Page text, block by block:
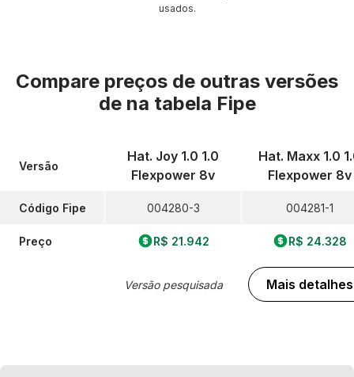
usados.
Compare preços de outras versões
de na tabela Fipe
Versão
Código Fipe
Preço
Hat. Joy 1.0 1.0
Flexpower 8v
004280-3
R$ 21.942
Versão pesquisada
Hat. Maxx 1.0
Flexpower 8v
004281-1
R$ 24.328
Mais detalhes